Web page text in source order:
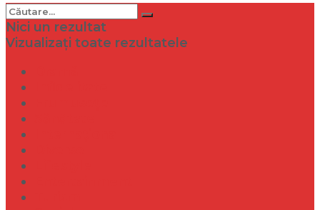
Nici un rezultat
Vizualizați toate rezultatele